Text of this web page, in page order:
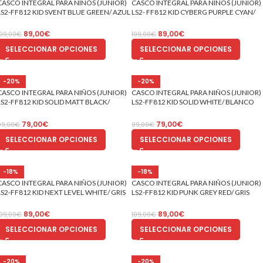
INTEGRAL PARA NIÑOS (JUNIOR)
FF812 KID SVENT BLUE GREEN/ AZUL
€ 89,00€
SELECCIONAR OPCIONES
CASCO INTEGRAL PARA NIÑOS (JUNIOR)
LS2- FF812 KID CYBERG PURPLE CYAN/
109,00€ 89,00€
SELECCIONAR OPCIONES
-20%
INTEGRAL PARA NIÑOS (JUNIOR)
FF812 KID SOLID MATT BLACK/
€ 79,00€
SELECCIONAR OPCIONES
-20%
CASCO INTEGRAL PARA NIÑOS (JUNIOR)
LS2-FF812 KID SOLID WHITE/ BLANCO
99,00€ 79,00€
SELECCIONAR OPCIONES
-18%
INTEGRAL PARA NIÑOS (JUNIOR)
FF812 KID NEXT LEVEL WHITE/ GRIS
€ 89,00€
SELECCIONAR OPCIONES
-18%
CASCO INTEGRAL PARA NIÑOS (JUNIOR)
LS2-FF812 KID PUNK GREY RED/ GRIS
109,00€ 89,00€
SELECCIONAR OPCIONES